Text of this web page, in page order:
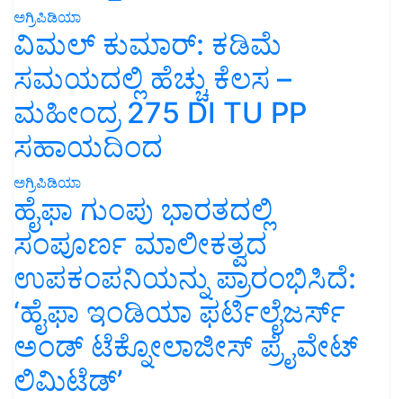
ಅಗ್ರಿಪಿಡಿಯಾ
ವಿಮಲ್ ಕುಮಾರ್: ಕಡಿಮೆ
ಸಮಯದಲ್ಲಿ ಹೆಚ್ಚು ಕೆಲಸ –
ಮಹೀಂದ್ರ 275 DI TU PP
ಸಹಾಯದಿಂದ
ಅಗ್ರಿಪಿಡಿಯಾ
ಹೈಫಾ ಗುಂಪು ಭಾರತದಲ್ಲಿ
ಸಂಪೂರ್ಣ ಮಾಲೀಕತ್ವದ
ಉಪಕಂಪನಿಯನ್ನು ಪ್ರಾರಂಭಿಸಿದೆ:
‘ಹೈಫಾ ಇಂಡಿಯಾ ಫರ್ಟಿಲೈಜರ್ಸ್
ಅಂಡ್ ಟೆಕ್ನೋಲಾಜೀಸ್ ಪ್ರೈವೇಟ್
ಲಿಮಿಟೆಡ್’